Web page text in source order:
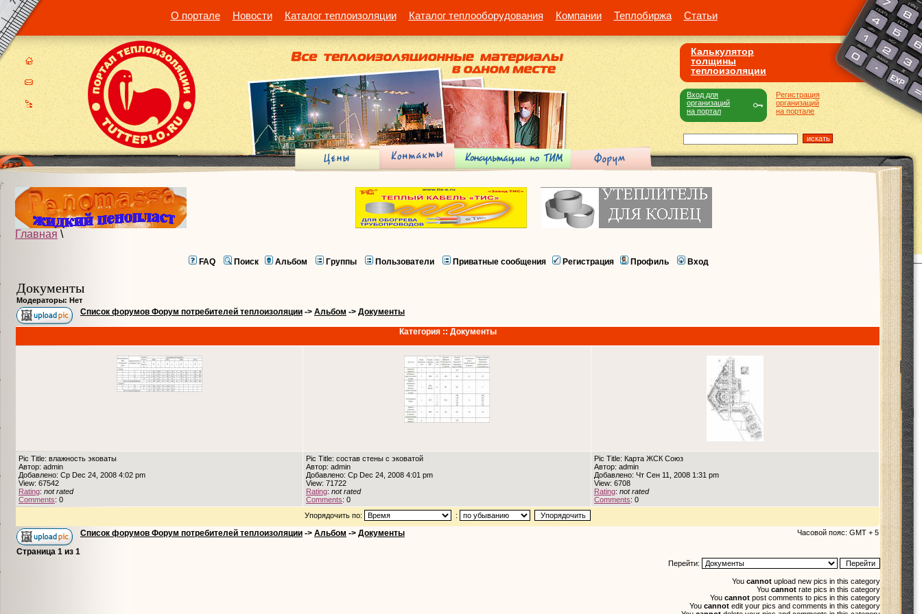
О портале Новости Каталог теплоизоляции Каталог теплооборудования Компании Теплобиржа Статьи
Калькулятор
толщины
теплоизоляции
Регистрация
организаций
на портале
Вход для
организаций
на портал
Главная \
FAQ Поиск Альбом Группы Пользователи Приватные сообщения Регистрация Профиль Вход
Документы
Модераторы: Нет
Список форумов Форум потребителей теплоизоляции -> Альбом -> Документы
Категория :: Документы
Pic Title: влажность эковаты
Автор: admin
Добавлено: Ср Dec 24, 2008 4:02 pm
View: 67542
Rating: not rated
Comments: 0
Pic Title: состав стены с эковатой
Автор: admin
Добавлено: Ср Dec 24, 2008 4:01 pm
View: 71722
Rating: not rated
Comments: 0
Pic Title: Карта ЖСК Союз
Автор: admin
Добавлено: Чт Сен 11, 2008 1:31 pm
View: 6708
Rating: not rated
Comments: 0
Упорядочить по:
:
Список форумов Форум потребителей теплоизоляции -> Альбом -> Документы Часовой пояс: GMT + 5
Страница 1 из 1
Перейти:
You cannot upload new pics in this category
You cannot rate pics in this category
You cannot post comments to pics in this category
You cannot edit your pics and comments in this category